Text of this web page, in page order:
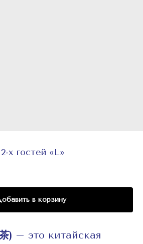
х гостей «L»
в корзину
) – это китайская